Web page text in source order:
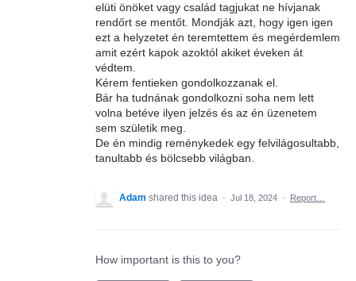
elüti önöket vagy család tagjukat ne hívjanak
rendőrt se mentőt. Mondják azt, hogy igen igen
ezt a helyzetet én teremtettem és megérdemlem
amit ezért kapok azoktól akiket éveken át
védtem.
Kérem fentieken gondolkozzanak el.
Bár ha tudnának gondolkozni soha nem lett
volna betéve ilyen jelzés és az én üzenetem
sem születik meg.
De én mindig reménykedek egy felvilágosultabb,
tanultabb és bölcsebb világban.
Adam shared this idea · Jul 18, 2024 · Report…
How important is this to you?